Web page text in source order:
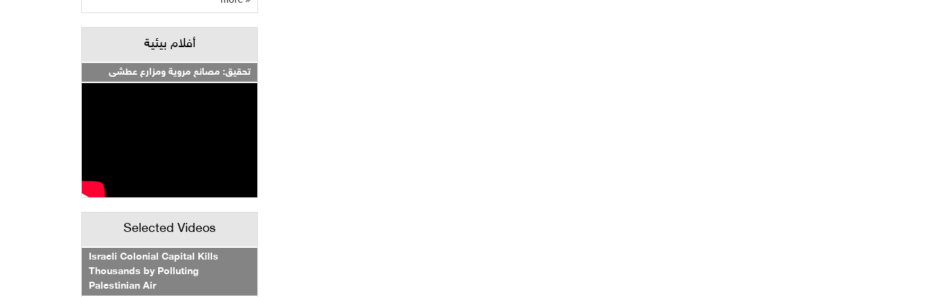
أفلام بيئية
تحقيق: مصانع مروية ومزارع عطشى
Selected Videos
Israeli Colonial Capital Kills
Thousands by Polluting
Palestinian Air